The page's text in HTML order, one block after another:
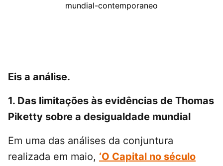
mundial-contemporaneo
Eis a análise.
1. Das limitações às evidências de Thomas
Piketty sobre a desigualdade mundial
Em uma das análises da conjuntura
realizada em maio, ‘O Capital no século